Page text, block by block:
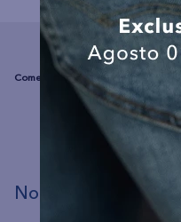
☆ ☆
No hay comentarios.